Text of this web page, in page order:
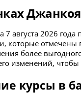
7 августа 2026
которые
более
изменений,
курсы в